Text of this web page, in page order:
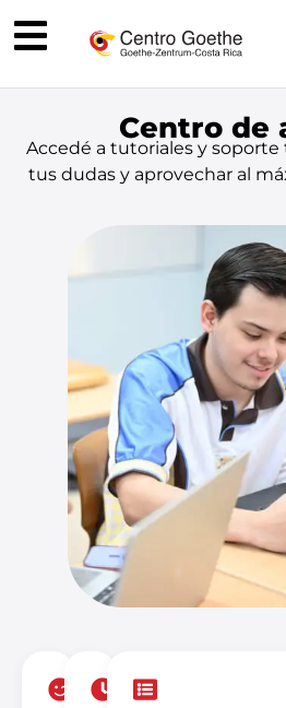
Centro de
Accedé a tutoriales y soporte
tus dudas y aprovechar al